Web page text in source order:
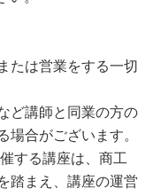
たは営業をする一切
ど講師と同業の方の
場合がございます。
する講座は、商工
踏まえ、講座の運営